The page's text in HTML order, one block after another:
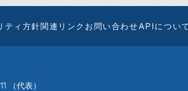
ティ方針関連リンク お問い合わせAPIについて
（代表）